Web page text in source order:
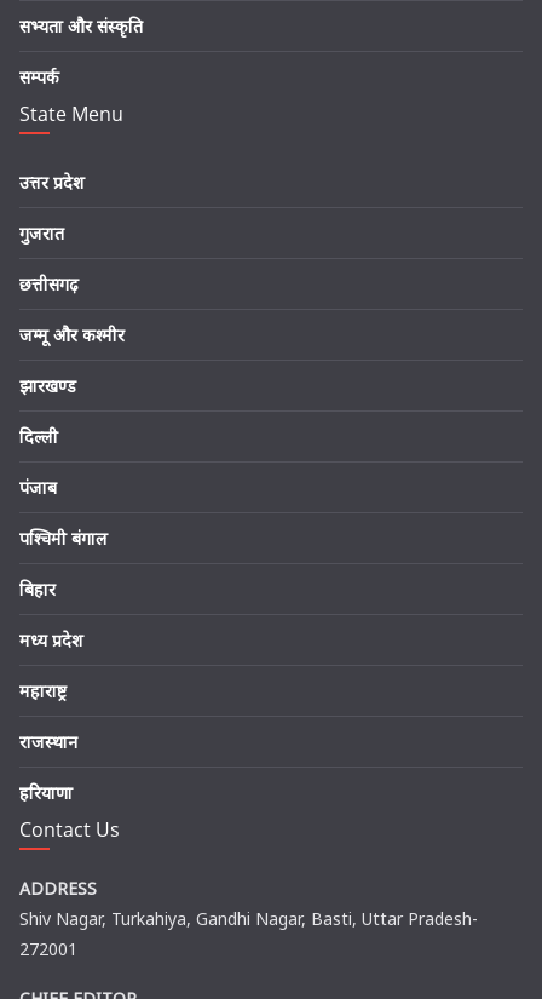
सभ्यता और संस्कृति
सम्पर्क
State Menu
उत्तर प्रदेश
गुजरात
छत्तीसगढ़
जम्मू और कश्मीर
झारखण्ड
दिल्ली
पंजाब
पश्चिमी बंगाल
बिहार
मध्य प्रदेश
महाराष्ट्र
राजस्थान
हरियाणा
Contact Us
ADDRESS
Shiv Nagar, Turkahiya, Gandhi Nagar, Basti, Uttar Pradesh-
272001